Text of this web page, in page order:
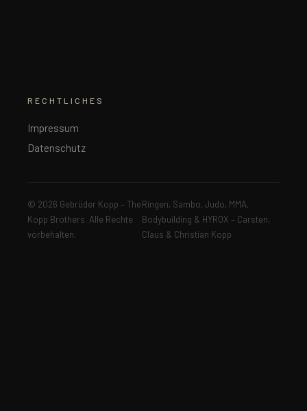
RECHTLICHES
Impressum
Datenschutz
© 2026 Gebrüder Kopp – The
Kopp Brothers. Alle Rechte
vorbehalten.
Ringen, Sambo, Judo, MMA,
Bodybuilding & HYROX – Carsten,
Claus & Christian Kopp